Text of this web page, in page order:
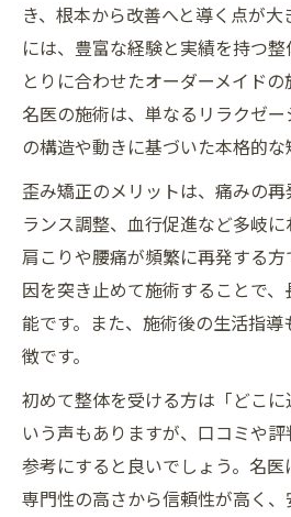
き、根本から改善へと導く点が
には、豊富な経験と実績を持つ
とりに合わせたオーダーメイドの
名医の施術は、単なるリラクゼ
の構造や動きに基づいた本格的な
歪み矯正のメリットは、痛みの
ランス調整、血行促進など多岐に
肩こりや腰痛が頻繁に再発する
因を突き止めて施術することで
能です。また、施術後の生活指
徴です。
初めて整体を受ける方は「どこ
いう声もありますが、口コミや
参考にすると良いでしょう。名
専門性の高さから信頼性が高く